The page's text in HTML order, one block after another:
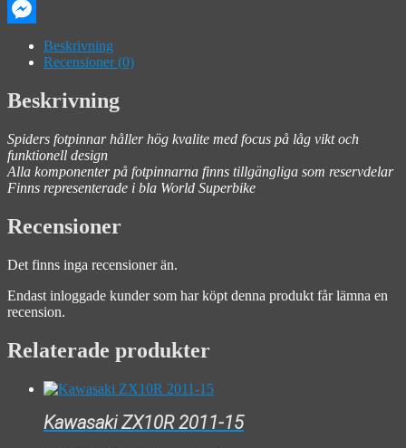
Email
Messenger
Beskrivning
Recensioner (0)
Beskrivning
Spiders fotpinnar håller hög kvalite med focus på låg vikt och
funktionell design
Alla komponenter på fotpinnarna finns tillgängliga som reservdelar
Finns representerade i bla World Superbike
Recensioner
Det finns inga recensioner än.
Endast inloggade kunder som har köpt denna produkt får lämna en
recension.
Relaterade produkter
Kawasaki ZX10R 2011-15